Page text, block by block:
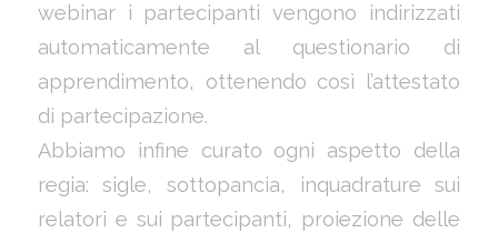
webinar i partecipanti vengono indirizzati
automaticamente al questionario di
apprendimento, ottenendo così l’attestato
di partecipazione.
Abbiamo infine curato ogni aspetto della
regia: sigle, sottopancia, inquadrature sui
relatori e sui partecipanti, proiezione delle